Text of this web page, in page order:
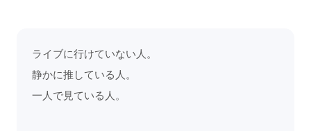
ライブに行けていない人。
静かに推している人。
一人で見ている人。